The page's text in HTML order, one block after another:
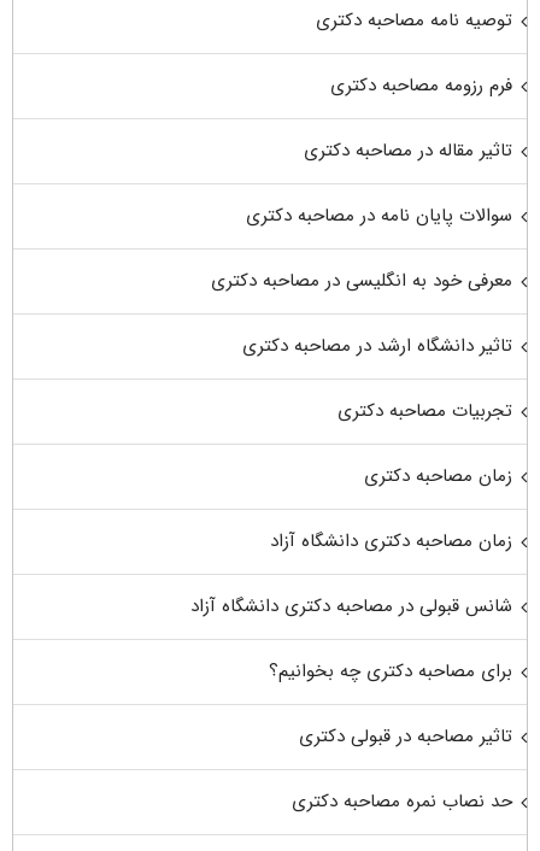
توصیه نامه مصاحبه دکتری
فرم رزومه مصاحبه دکتری
تاثیر مقاله در مصاحبه دکتری
سوالات پایان نامه در مصاحبه دکتری
معرفی خود به انگلیسی در مصاحبه دکتری
تاثیر دانشگاه ارشد در مصاحبه دکتری
تجربیات مصاحبه دکتری
زمان مصاحبه دکتری
زمان مصاحبه دکتری دانشگاه آزاد
شانس قبولی در مصاحبه دکتری دانشگاه آزاد
برای مصاحبه دکتری چه بخوانیم؟
تاثیر مصاحبه در قبولی دکتری
حد نصاب نمره مصاحبه دکتری